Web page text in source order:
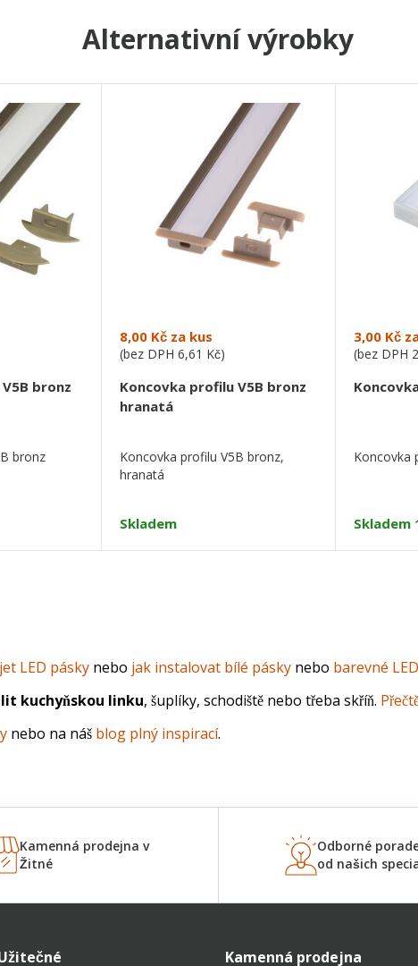
Alternativní výrobky
bronz
bronz
8,00 Kčza kus
(bez DPH 6,61 Kč)
Koncovka profilu V5B bronz
hranatá
Koncovka profilu V5B bronz,
hranatá
Skladem
3,00 Kč
(bez DPH
Koncovka
Skladem
LED pásky nebo jak instalovat bílé pásky nebo barevné
kuchyňskou linku, šuplíky, schodiště nebo třeba skříň.
nebo na náš blog plný inspirací.
Kamenná prodejna v
Žitné
Odborné
od našich
Kamenná prodejna